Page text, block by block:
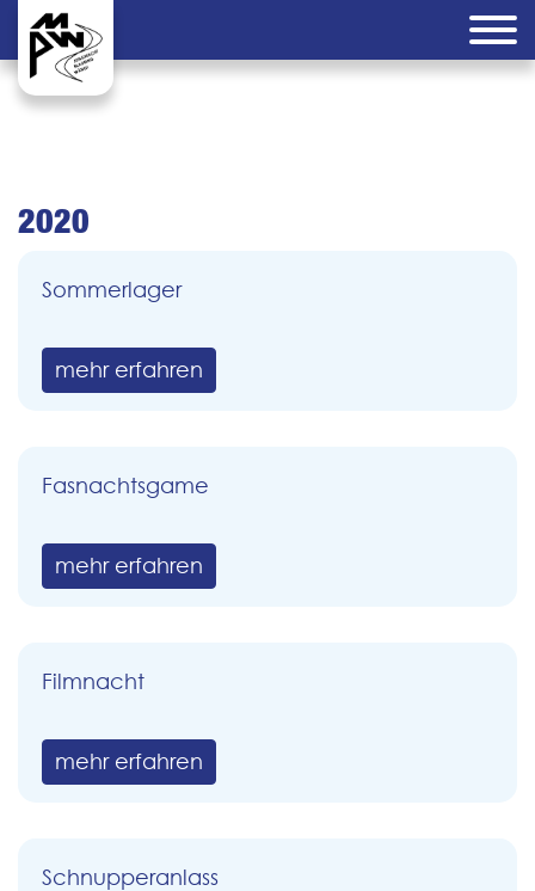
2020
Sommerlager
mehr erfahren
Fasnachtsgame
mehr erfahren
Filmnacht
mehr erfahren
Schnupperanlass